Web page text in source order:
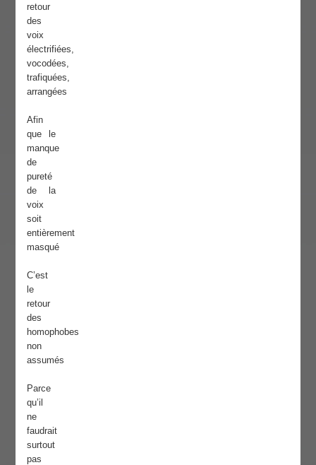
retour
des
voix
électrifiées,
vocodées,
trafiquées,
arrangées
Afin
que le
manque
de
pureté
de la
voix
soit
entièrement
masqué
C’est
le
retour
des
homophobes
non
assumés
Parce
qu’il
ne
faudrait
surtout
pas